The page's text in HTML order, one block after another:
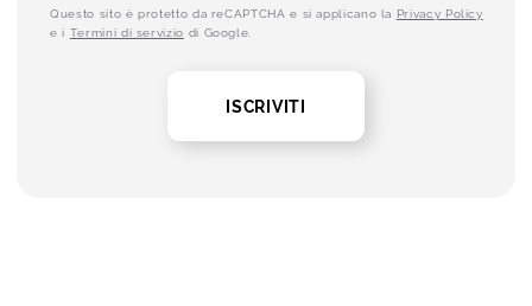
Questo sito è protetto da reCAPTCHA e si applicano la Privacy Policy
e i Termini di servizio di Google.
ISCRIVITI